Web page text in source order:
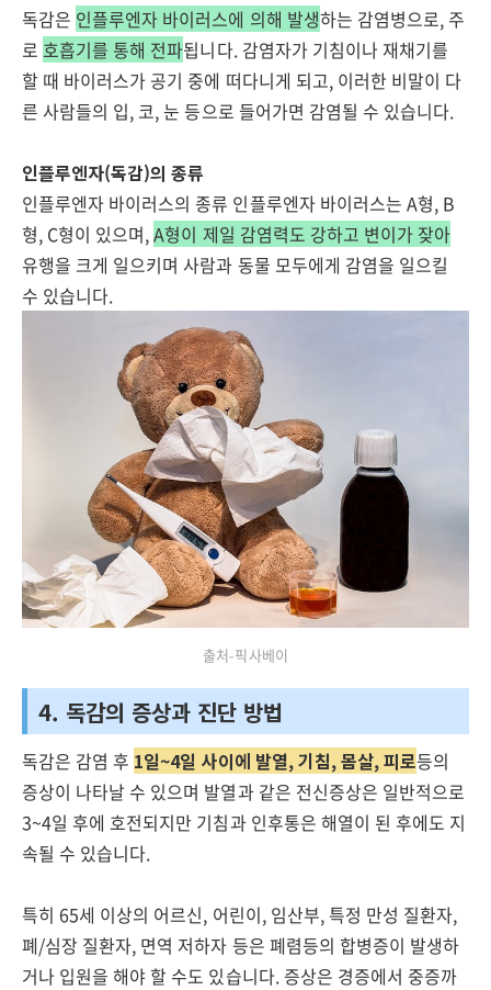
독감은 인플루엔자 바이러스에 의해 발생하는 감염병으로, 주
로호흡기를 통해 전파됩니다. 감염자가 기침이나 재채기를
할 때 바이러스가 공기 중에 떠다니게 되고, 이러한 비말이 다
른 사람들의 입, 코, 눈 등으로 들어가면 감염될 수 있습니다.
인플루엔자(독감)의 종류
인플루엔자 바이러스의 종류 인플루엔자 바이러스는 A형, B
형, C형이 있으며,A형이 제일 감염력도 강하고 변이가 잦아
유행을 크게 일으키며 사람과 동물 모두에게 감염을 일으킬
수 있습니다.
출처-픽사베이
4. 독감의 증상과 진단 방법
독감은 감염 후 1일~4일 사이에 발열, 기침, 몸살, 피로등의
증상이 나타날 수 있으며 발열과 같은 전신증상은 일반적으로
3~4일 후에 호전되지만 기침과 인후통은 해열이 된 후에도 지
속될 수 있습니다.
특히 65세 이상의 어르신, 어린이, 임산부, 특정 만성 질환자,
폐/심장 질환자, 면역 저하자 등은 폐렴등의 합병증이 발생하
거나 입원을 해야 할 수도 있습니다. 증상은 경증에서 중증까